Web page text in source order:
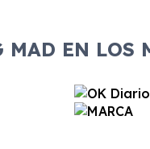
MAD EN LOS